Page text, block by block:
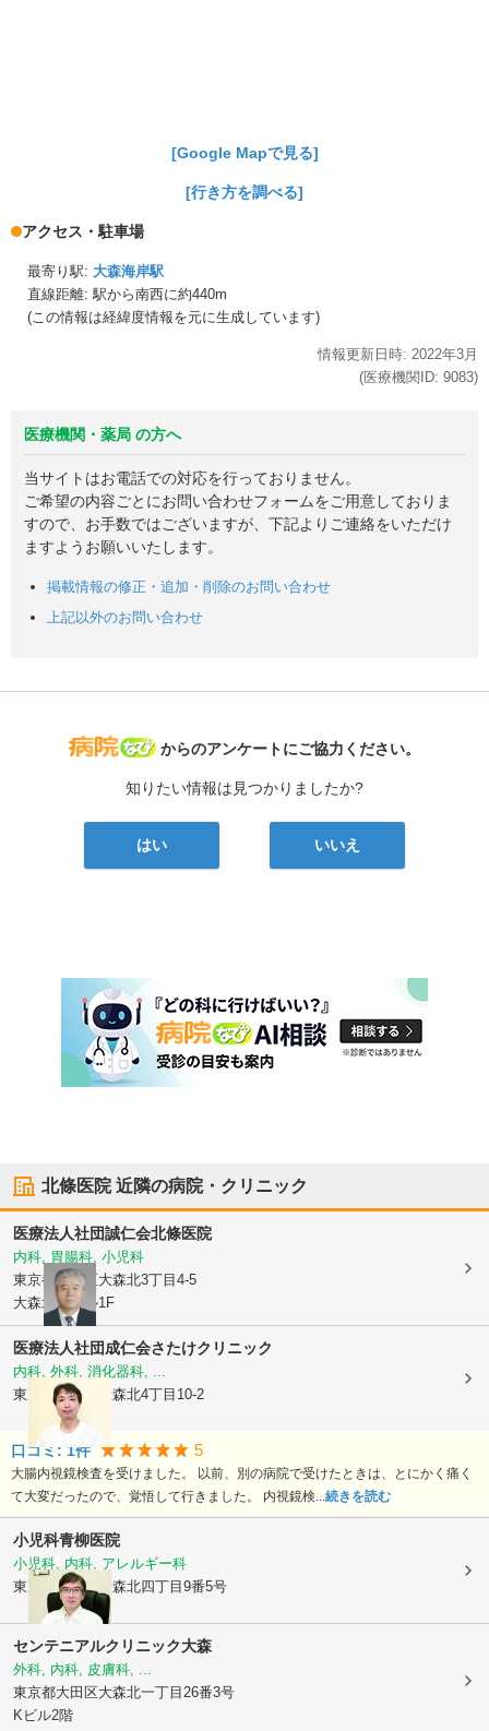
[Google Mapで見る]
[行き方を調べる]
アクセス・駐車場
最寄り駅: 大森海岸駅
直線距離: 駅から南西に約440m
(この情報は経緯度情報を元に生成しています)
情報更新日時: 2022年3月
(医療機関ID: 9083)
医療機関・薬局 の方へ
当サイトはお電話での対応を行っておりません。
ご希望の内容ごとにお問い合わせフォームをご用意しておりま
すので、お手数ではございますが、下記よりご連絡をいただけ
ますようお願いいたします。
掲載情報の修正・追加・削除のお問い合わせ
上記以外のお問い合わせ
病院なび
からのアンケートにご協力ください。
知りたい情報は見つかりましたか?
はい いいえ
北條医院近隣の病院・クリニック
医療法人社団誠仁会北條医院
内科, 胃腸科, 小児科
東京都大田区大森北3丁目4-5
大森北誠ビル1F
医療法人社団成仁会さたけクリニック
内科, 外科, 消化器科, ...
東京都大田区
大森北4丁目10-2
口コミ: 1件 5
大腸内視鏡検査を受けました。 以前、別の病院で受けたときは、とにかく痛く
て大変だったので、覚悟して行きました。 内視鏡検...続きを読む
小児科青柳医院
小児科, 内科, アレルギー科
東京都大田区 大森北四丁目9番5号
センテニアルクリニック大森
外科, 内科, 皮膚科, ...
東京都大田区大森北一丁目26番3号
Kビル2階